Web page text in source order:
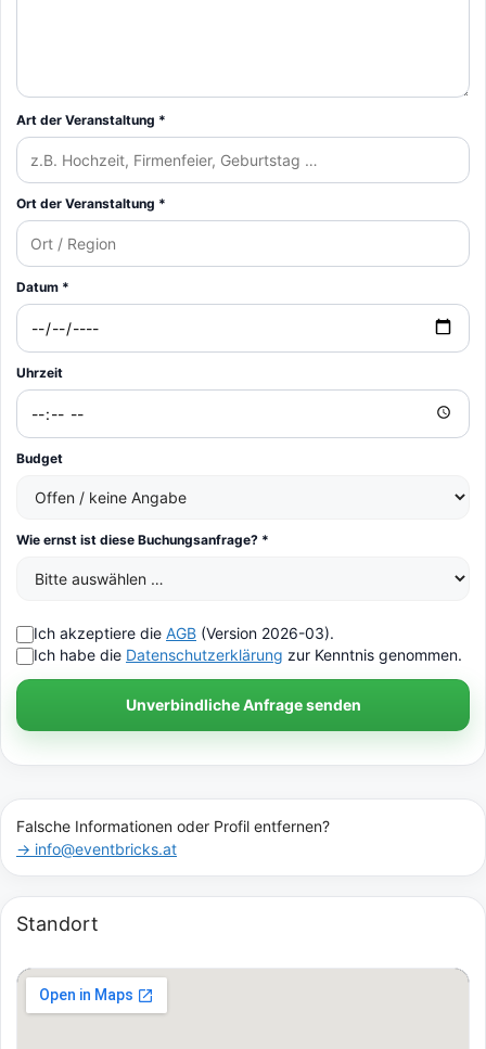
Art der Veranstaltung *
Ort der Veranstaltung *
Datum *
Uhrzeit
Budget
Wie ernst ist diese Buchungsanfrage? *
Ich akzeptiere die AGB (Version 2026-03).
Ich habe die Datenschutzerklärung zur Kenntnis genommen.
Unverbindliche Anfrage senden
Falsche Informationen oder Profil entfernen?
→ info@eventbricks.at
Standort